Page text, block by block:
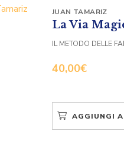
La Via
40,00€
JUAN TAMARIZ
IL METODO DELLE
AGGIUNGI